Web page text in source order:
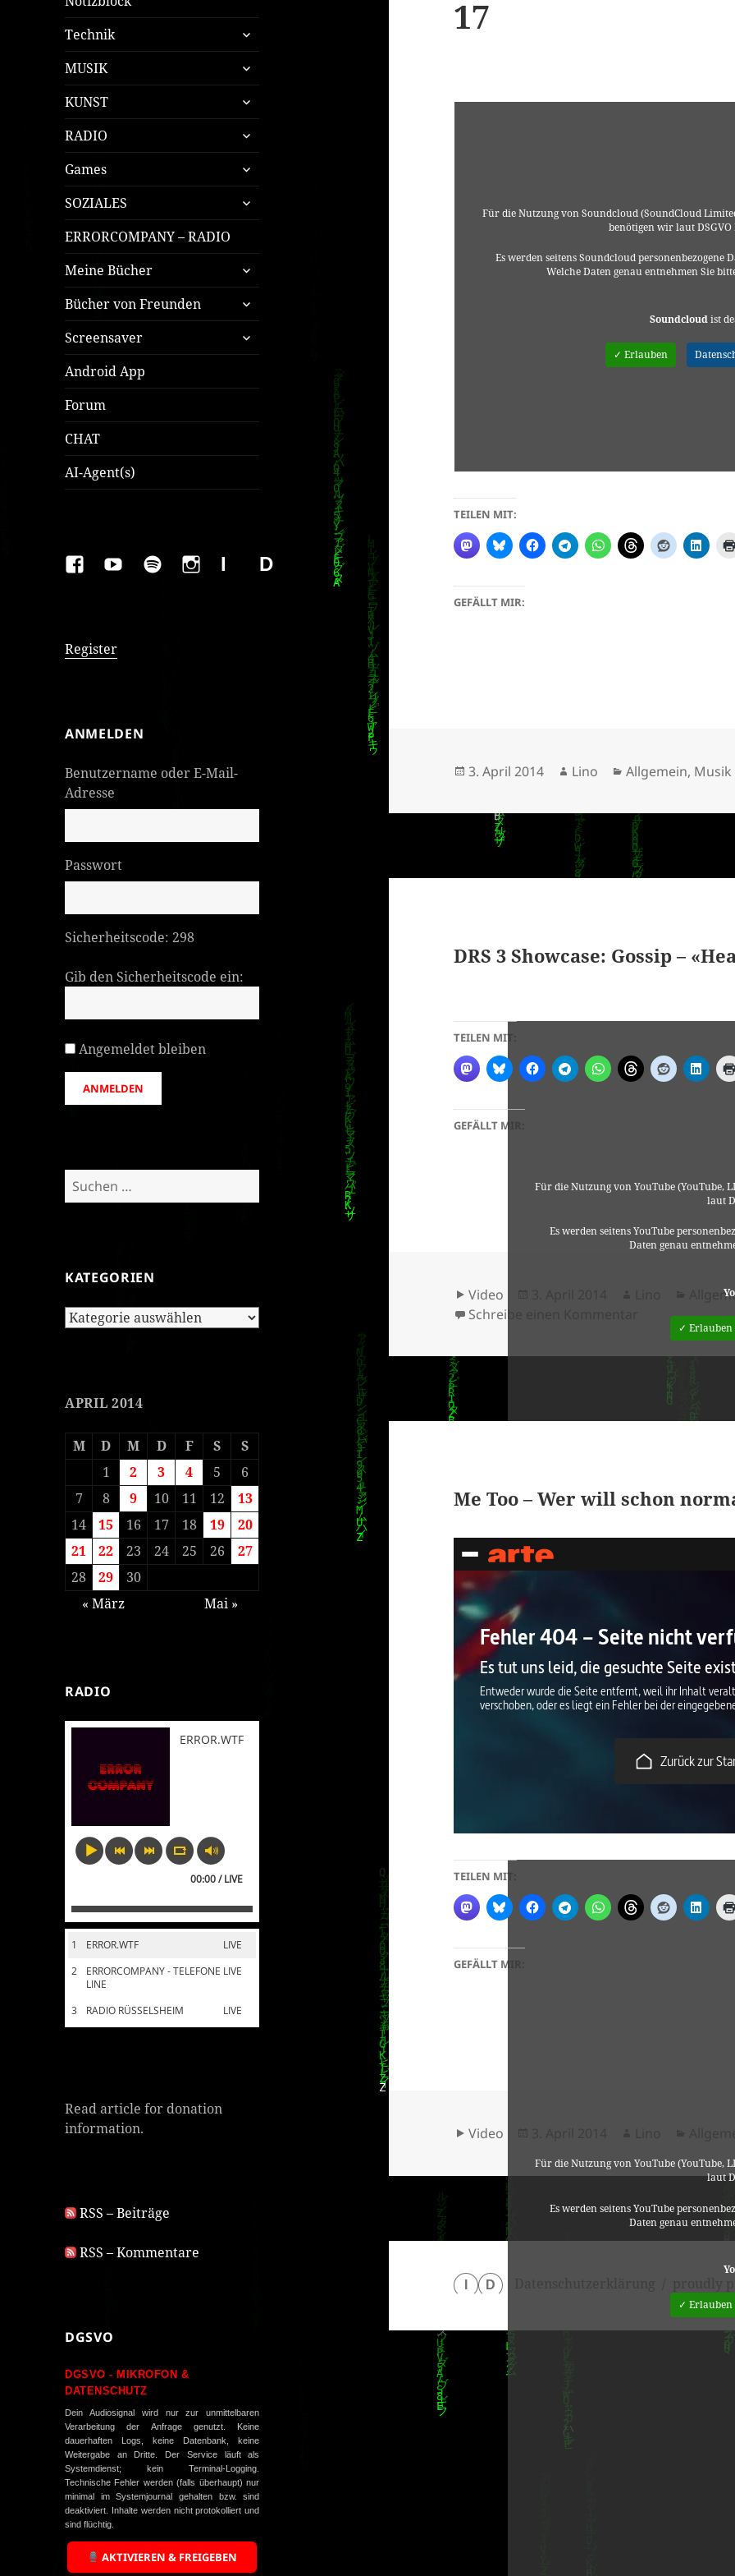
Technik
untermenü
öffnen
MUSIK
untermenü
öffnen
KUNST
untermenü
öffnen
RADIO
untermenü
öffnen
Games
untermenü
öffnen
SOZIALES
untermenü
öffnen
ERRORCOMPANY – RADIO
Meine Bücher
untermenü
öffnen
Bücher von Freunden
untermenü
öffnen
Screensaver
untermenü
öffnen
Android App
Forum
CHAT
AI-Agent(s)
FAKEBOOK
YOUTUBESPOTIFYINSTAGRAM
IMPRESSUMDatenschutzerklärung
Register
ANMELDEN
Benutzername oder E-Mail-
Adresse
Passwort
Sicherheitscode: 298
Gib den Sicherheitscode ein:
Angemeldet bleiben
ANMELDEN
Suchen
nach:
KATEGORIEN
Kategorien
APRIL 2014
M D M D F S
S
1
2 3 4 5
6
7
8 9 10 11 12
13
14
15 16 17 18 19
20
21
22 23 24 25 26
27
28
29
30
« März
Mai »
RADIO
ERROR.WTF
00:00 / LIVE
1 LIVE
ERROR.WTF
2
LIVE
ERRORCOMPANY - TELEFONE
LINE
3
LIVE
RADIO RÜSSELSHEIM
Read article for donation
information.
RSS – Beiträge
RSS – Kommentare
DGSVO
DGSVO - MIKROFON &
DATENSCHUTZ
Dein Audiosignal wird nur zur unmittelbaren
Verarbeitung der Anfrage genutzt. Keine
dauerhaften Logs, keine Datenbank, keine
Weitergabe an Dritte. Der Service läuft als
Systemdienst; kein Terminal-Logging.
Technische Fehler werden (falls überhaupt) nur
minimal im Systemjournal gehalten bzw. sind
deaktiviert. Inhalte werden nicht protokolliert und
sind flüchtig.
AKTIVIEREN & FREIGEBEN
17
Für die Nutzung von Soundcloud (SoundCloud
benötigen wir laut
Es werden seitens Soundcloud personenbezogene
Welche Daten genau entnehmen Sie
Soundcloudist
✓ Erlauben
TEILEN MIT:
GEFÄLLT MIR:
Veröffentlicht
3. April 2014 Autor
Lino Kategorien
Allgemein, Musik
DRS 3 Showcase: Gossip –
Für die Nutzung von YouTube (YouTube,
laut
Es werden seitens YouTube
Daten genau
✓ Erlauben
TEILEN MIT:
GEFÄLLT MIR:
Format
Video
Schreibe einen Kommentar
zu DRS 3
Me Too – Wer will schon
Für die Nutzung von YouTube (YouTube,
laut
Es werden seitens YouTube
Daten genau
✓ Erlauben
TEILEN MIT:
GEFÄLLT MIR:
Format
Video
D